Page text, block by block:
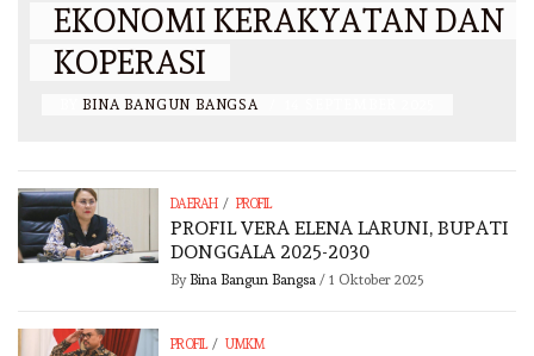
EKONOMI KERAKYATAN DAN
KOPERASI
BINA BANGUN BANGSA
DAERAH / PROFIL
PROFIL VERA ELENA LARUNI, BUPATI
DONGGALA 2025-2030
By Bina Bangun Bangsa/ 1 Oktober 2025
PROFIL / UMKM